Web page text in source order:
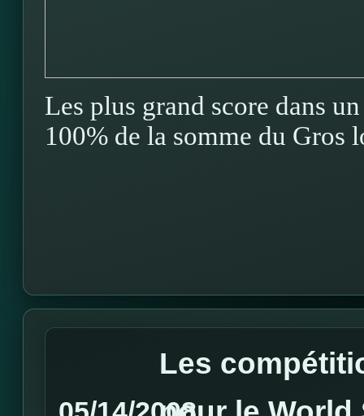
Les plus grand score dans
100% de la somme du Gros
Les